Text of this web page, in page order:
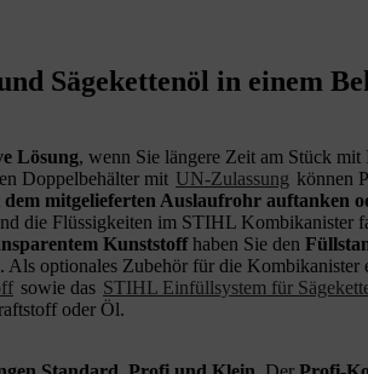
Sägekettenöl in einem
Lösung, wenn Sie längere Zeit am Stück mit
Doppelbehälter mit UN-Zulassung können
dem mitgelieferten Auslaufrohr auftanken
die Flüssigkeiten im STIHL Kombikanister
Kunststoffhaben Sie den
Als optionales Zubehör für die Kombikanister
sowie das STIHL Einfüllsystem für
oder Öl.